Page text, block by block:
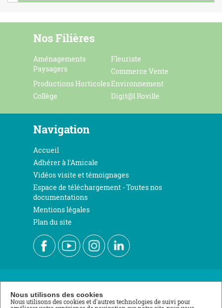
Nos Filières
Aménagements
Paysagers
Fleuriste
Commerce Vente
Productions HorticolesEnvironnement
Collège
Digit@l Roville
Navigation
Accueil
Adhérer à l'Amicale
Vidéos visite et témoignages
Espace de téléchargement - Toutes nos
documentations
Mentions légales
Plan du site
Nous contacter
Nous utilisons des cookies
Nous utilisons des cookies et d'autres technologies de suivi pour